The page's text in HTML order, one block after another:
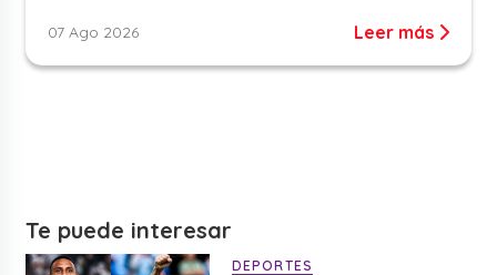
07 Ago 2026 Leer más
Te puede interesar
DEPORTES